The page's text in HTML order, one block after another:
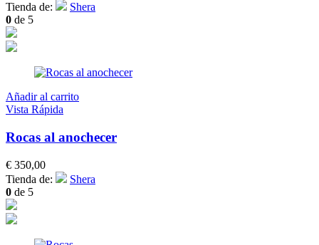
Tienda de:
Shera
0 de 5
Añadir al carrito
Vista Rápida
Rocas al anochecer
€ 350,00
Tienda de:
Shera
0 de 5